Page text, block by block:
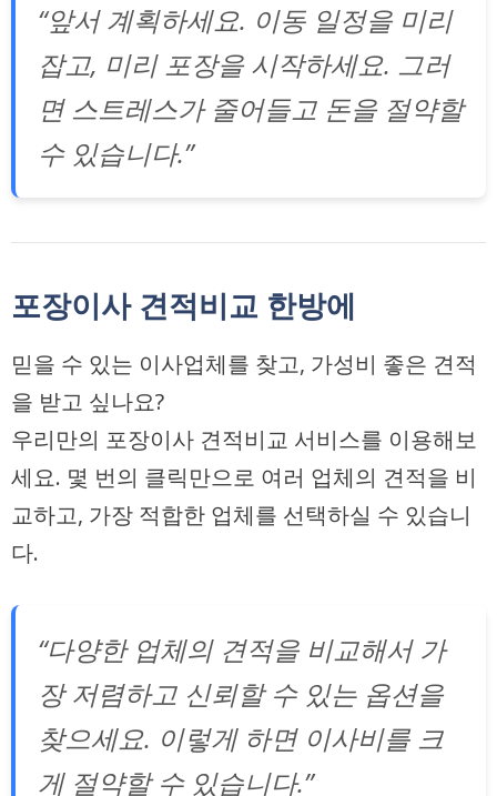
“앞서 계획하세요. 이동 일정을 미리
잡고, 미리 포장을 시작하세요. 그러
면 스트레스가 줄어들고 돈을 절약할
수 있습니다.”
포장이사 견적비교 한방에
믿을 수 있는 이사업체를 찾고, 가성비 좋은 견적
을 받고 싶나요?
우리만의 포장이사 견적비교 서비스를 이용해보
세요. 몇 번의 클릭만으로 여러 업체의 견적을 비
교하고, 가장 적합한 업체를 선택하실 수 있습니
다.
“다양한 업체의 견적을 비교해서 가
장 저렴하고 신뢰할 수 있는 옵션을
찾으세요. 이렇게 하면 이사비를 크
게 절약할 수 있습니다.”